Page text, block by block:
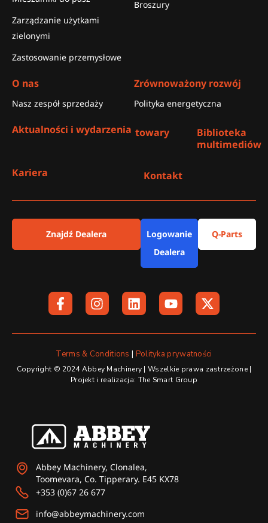
Zarządzanie użytkami
zielonymi
Zastosowanie przemysłowe
Broszury
O nas
Nasz zespół sprzedaży
Zrównoważony rozwój
Polityka energetyczna
Aktualności i wydarzenia towary
Biblioteka
multimediów
Kariera Kontakt
Znajdź Dealera
Logowanie
Dealera
Q-Parts
a
c
b
o
o
n
s
a
g
r
a
i
n
e
d
i
n
o
u
u
b
e
-
t
i
t
t
Terms & Conditions Polityka prywatności
Copyright © 2024 Abbey Machinery | Wszelkie prawa zastrzeżone |
Projekt i realizacja: The Smart Group
Abbey Machinery, Clonalea,
Toomevara, Co. Tipperary. E45 KX78
+353 (0)67 26 677
info@abbeymachinery.com